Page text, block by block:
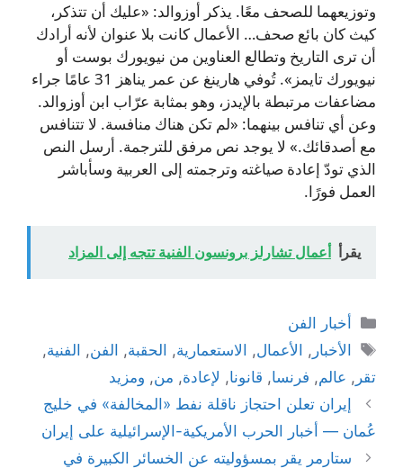
وتوزيعهما للصحف معًا. يذكر أوزوالد: «عليك أن تتذكر،
كيث كان بائع صحف… الأعمال كانت بلا عنوان لأنه أرادك
أن ترى التاريخ وتطالع العناوين من نيويورك بوست أو
نيويورك تايمز». تُوفي هارينغ عن عمر يناهز 31 عامًا جراء
مضاعفات مرتبطة بالإيدز، وهو بمثابة عرّاب ابن أوزوالد.
وعن أي تنافس بينهما: «لم تكن هناك منافسة. لا تتنافس
مع أصدقائك.» لا يوجد نص مرفق للترجمة. أرسل النص
الذي تودّ إعادة صياغته وترجمته إلى العربية وسأباشر
العمل فورًا.
يقرأ أعمال تشارلز برونسون الفنية تتجه إلى المزاد
التصنيفات
أخبار الفن
الوسوم
الأخبار , الأعمال, الاستعمارية, الحقبة, الفن, الفنية,
تقر , عالم, فرنسا, قانونا, لإعادة, من, ومزيد
إيران تعلن احتجاز ناقلة نفط «المخالفة» في خليج
عُمان — أخبار الحرب الأمريكية-الإسرائيلية على إيران
ستارمر يقر بمسؤوليته عن الخسائر الكبيرة في